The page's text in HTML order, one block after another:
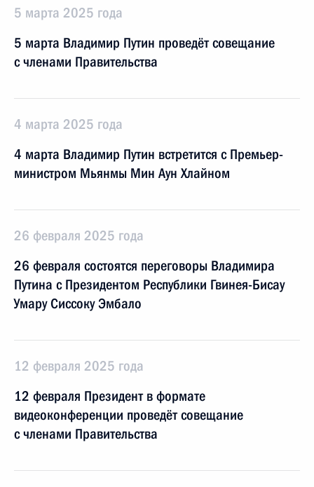
5 марта 2025 года
5 марта Владимир Путин проведёт совещание
с членами Правительства
4 марта 2025 года
4 марта Владимир Путин встретится с Премьер-
министром Мьянмы Мин Аун Хлайном
26 февраля 2025 года
26 февраля состоятся переговоры Владимира
Путина с Президентом Республики Гвинея-Бисау
Умару Сиссоку Эмбало
12 февраля 2025 года
12 февраля Президент в формате
видеоконференции проведёт совещание
с членами Правительства